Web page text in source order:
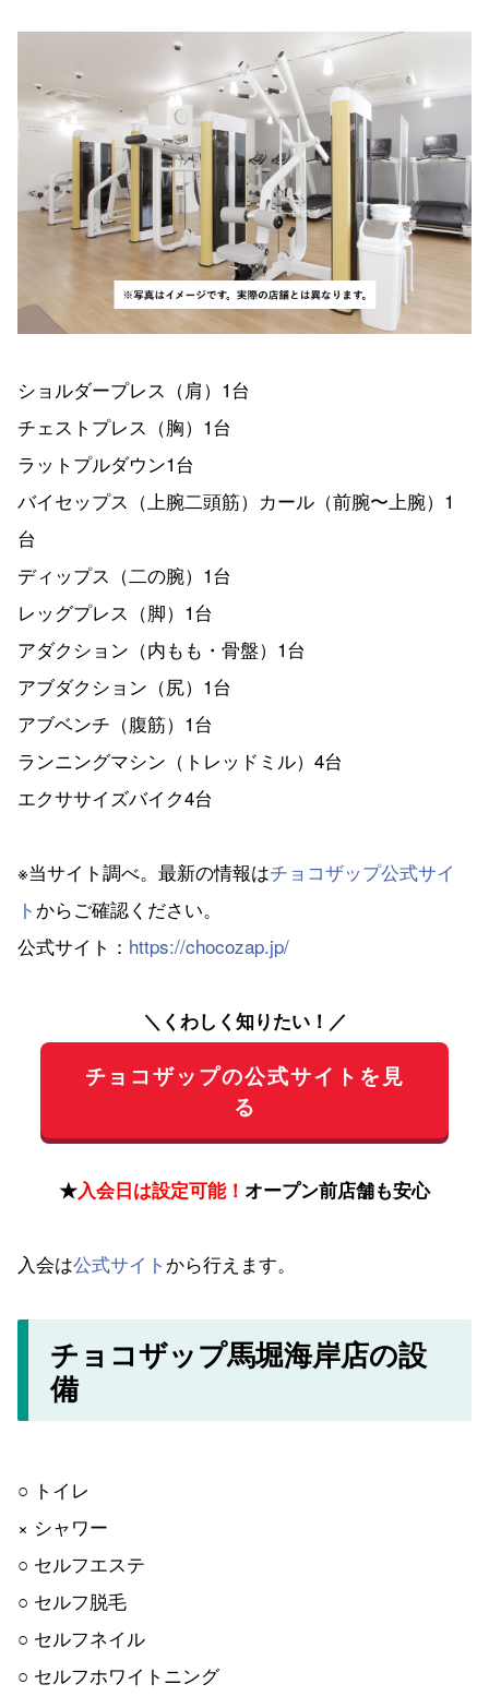
ショルダープレス（肩）1台
チェストプレス（胸）1台
ラットプルダウン1台
バイセップス（上腕二頭筋）カール（前腕〜上腕）1
台
ディップス（二の腕）1台
レッグプレス（脚）1台
アダクション（内もも・骨盤）1台
アブダクション（尻）1台
アブベンチ（腹筋）1台
ランニングマシン（トレッドミル）4台
エクササイズバイク4台
※当サイト調べ。最新の情報はチョコザップ公式サイ
ト からご確認ください。
公式サイト： https://chocozap.jp/
＼くわしく知りたい！／
チョコザップの公式サイトを見
る
★入会日は設定可能！ オープン前店舗も安心
入会は公式サイト から行えます。
チョコザップ馬堀海岸店の設
備
○ トイレ
× シャワー
○ セルフエステ
○ セルフ脱毛
○ セルフネイル
○ セルフホワイトニング